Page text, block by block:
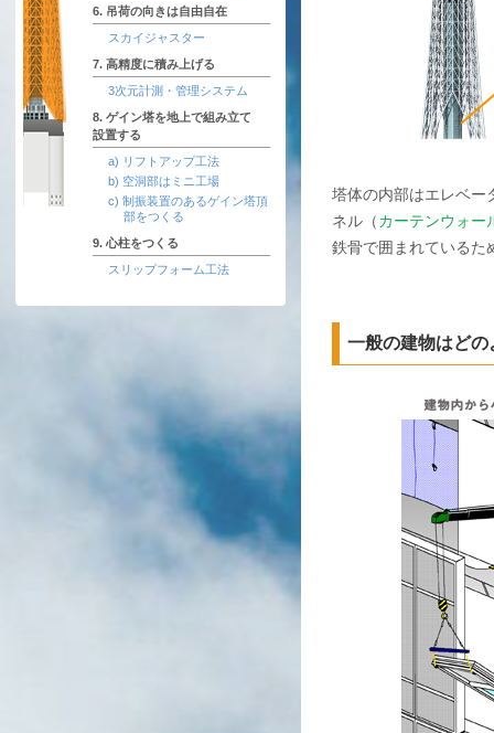
6. 吊荷の向きは自由自在
スカイジャスター
7. 高精度に積み上げる
3次元計測・管理システム
8. ゲイン塔を地上で組み立て
設置する
a) リフトアップ工法
b) 空洞部はミニ工場
c) 制振装置のあるゲイン塔頂
部をつくる
9. 心柱をつくる
スリップフォーム工法
塔体の内部はエレベー
ネル（カーテンウォー
鉄骨で囲まれているた
一般の建物はど